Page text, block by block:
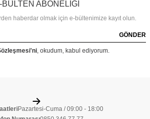
BÜLTEN ABONELİĞİ
haberdar olmak için e-bültenimize kayıt olun.
GÖNDER
, okudum, kabul ediyorum.
Pazartesi-Cuma / 09:00 - 18:00